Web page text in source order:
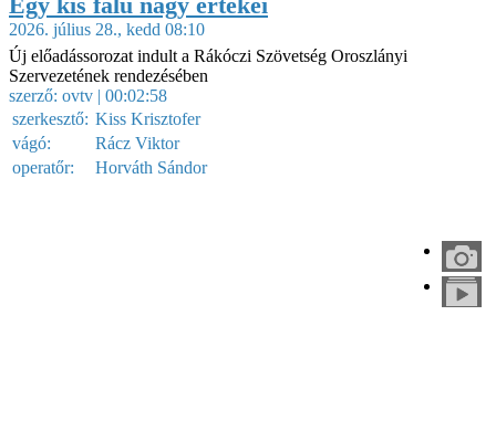
2026. július 28., kedd 08:10
Új előadássorozat indult a Rákóczi Szövetség Oroszlányi
Szervezetének rendezésében
szerző: ovtv | 00:02:58
szerkesztő: Kiss Krisztofer
vágó:
Rácz Viktor
operatőr:
Horváth Sándor